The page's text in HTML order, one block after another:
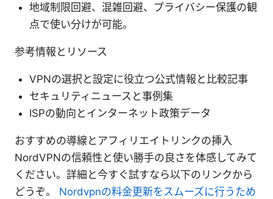
地域制限回避、混雑回避、プライバシー保護の観
点で使い分けが可能。
参考情報とリソース
VPNの選択と設定に役立つ公式情報と比較記事
セキュリティニュースと事例集
ISPの動向とインターネット政策データ
おすすめの導線とアフィリエイトリンクの挿入
NordVPNの信頼性と使い勝手の良さを体感してみて
ください。詳細と今すぐ試すなら以下のリンクから
どうぞ。 Nordvpnの料金更新をスムーズに行うため